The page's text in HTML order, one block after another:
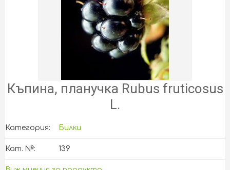
Къпина, планучка Rubus fruticosus
L.
Категория: Билки
Кат. №: 139